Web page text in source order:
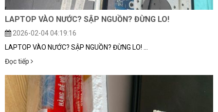
LAPTOP VÀO NƯỚC? SẬP NGUỒN? ĐỪNG LO!
2026-02-04 04:19:16
LAPTOP VÀO NƯỚC? SẬP NGUỒN? ĐỪNG LO! ...
Đọc tiếp